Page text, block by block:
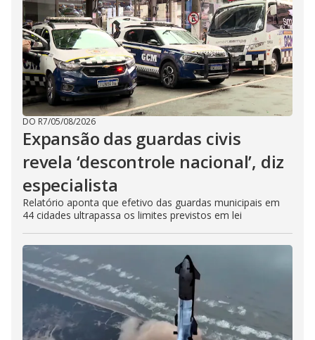
DO R7/05/08/2026
Expansão das guardas civis
revela ‘descontrole nacional’, diz
especialista
Relatório aponta que efetivo das guardas municipais em
44 cidades ultrapassa os limites previstos em lei